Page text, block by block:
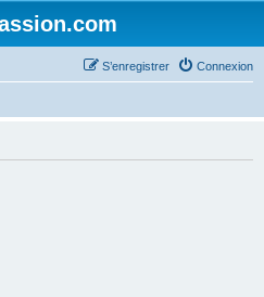
Connexion
S’enregistrer